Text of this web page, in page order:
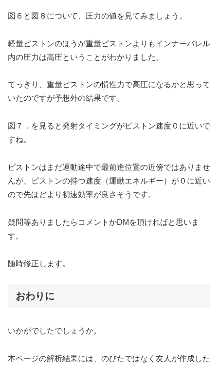
図６と図８について、圧力の値を見てみましょう。
軽量ピストンのほうが重量ピストンよりもインナーバレル
内の圧力は高圧ということがわかりました。
てっきり、重量ピストンの慣性力で高圧になるかと思って
いたのですが予想外の結果です。
図７．を見ると発射タイミングがピストン速度０に近いで
すね。
ピストンはまだ運動途中で最前進位置の近傍ではありませ
んが、ピストンの持つ速度（運動エネルギー）が０に近い
ので先ほどより初速効率が良さそうです。
疑問等ありましたらコメントかDMを頂ければと思いま
す。
随時修正します。
おわりに
いかがでしたでしょうか。
本ページの解析結果には、のびたではなく友人が作成した